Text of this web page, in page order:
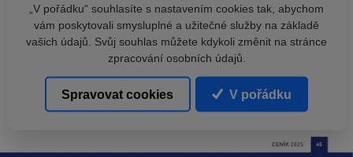
„V pořádku“ souhlasíte s nastavením cookies tak, abychom
vám poskytovali smysluplné a užitečné služby na základě
vašich údajů. Svůj souhlas můžete kdykoli změnit na stránce
zpracování osobních údajů.
Spravovat cookies V pořádku